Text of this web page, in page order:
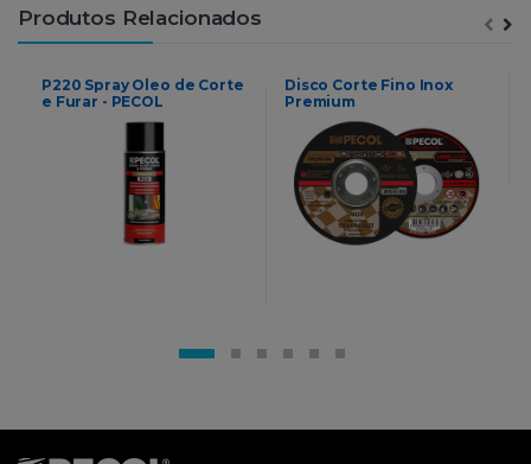
Produtos Relacionados
P220 Spray Oleo de Corte
e Furar - PECOL
Disco Corte Fino Inox
Premium